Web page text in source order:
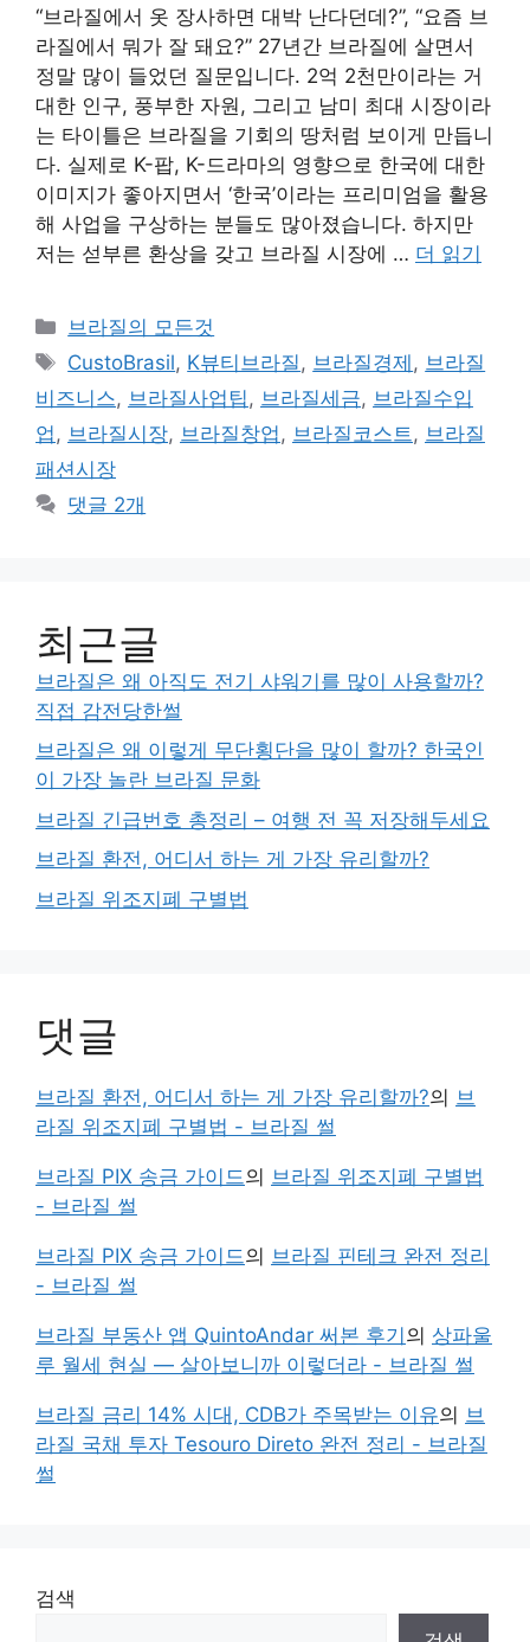
“브라질에서 옷 장사하면 대박 난다던데?”, “요즘 브
라질에서 뭐가 잘 돼요?” 27년간 브라질에 살면서
정말 많이 들었던 질문입니다. 2억 2천만이라는 거
대한 인구, 풍부한 자원, 그리고 남미 최대 시장이라
는 타이틀은 브라질을 기회의 땅처럼 보이게 만듭니
다. 실제로 K-팝, K-드라마의 영향으로 한국에 대한
이미지가 좋아지면서 ‘한국’이라는 프리미엄을 활용
해 사업을 구상하는 분들도 많아졌습니다. 하지만
저는 섣부른 환상을 갖고 브라질 시장에 … 더 읽기
카
테
리
브라질의 모든것
태
그
CustoBrasil, K뷰티브라질 , 브라질경제 , 브라질
비즈니스, 브라질사업팁 , 브라질세금, 브라질수입
업 , 브라질시장, 브라질창업 , 브라질코스트 , 브라질
패션시장
댓글 2개
최근글
브라질은 왜 아직도 전기 샤워기를 많이 사용할까?
직접 감전당한썰
브라질은 왜 이렇게 무단횡단을 많이 할까? 한국인
이 가장 놀란 브라질 문화
브라질 긴급번호 총정리 – 여행 전 꼭 저장해두세요
브라질 환전, 어디서 하는 게 가장 유리할까?
브라질 위조지폐 구별법
댓글
브라질 환전, 어디서 하는 게 가장 유리할까?의 브
라질 위조지폐 구별법 - 브라질 썰
브라질 PIX 송금 가이드의 브라질 위조지폐 구별법
- 브라질 썰
브라질 PIX 송금 가이드의 브라질 핀테크 완전 정리
- 브라질 썰
브라질 부동산 앱 QuintoAndar 써본 후기의 상파울
루 월세 현실 — 살아보니까 이렇더라 - 브라질 썰
브라질 금리 14% 시대, CDB가 주목받는 이유의 브
라질 국채 투자 Tesouro Direto 완전 정리 - 브라질
썰
검색